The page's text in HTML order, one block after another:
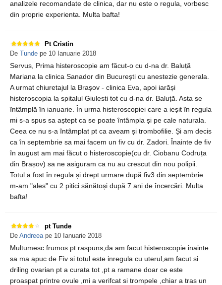
analizele recomandate de clinica, dar nu este o regula, vorbesc
din proprie experienta. Multa bafta!
Pt Cristin
De Tunde pe 10 Ianuarie 2018
Servus, Prima histeroscopie am făcut-o cu d-na dr. Baluță
Mariana la clinica Sanador din București cu anestezie generala.
A urmat chiuretajul la Brașov - clinica Eva, apoi iarăși
histeroscopia la spitalul Giulesti tot cu d-na dr. Baluță. Asta se
întâmplă în ianuarie. În urma histeroscopiei care a ieșit în regula
mi s-a spus sa aștept ca se poate întâmpla și pe cale naturala.
Ceea ce nu s-a întâmplat pt ca aveam și trombofilie. Și am decis
ca în septembrie sa mai facem un fiv cu dr. Zadori. Înainte de fiv
în august am mai făcut o histeroscopie(cu dr. Ciobanu Codruța
din Brașov) sa ne asiguram ca nu au crescut din nou polipii.
Totul a fost în regula și drept urmare după fiv3 din septembrie
m-am "ales" cu 2 pitici sănătoși după 7 ani de încercări. Multa
bafta!
pt Tunde
De Andreeape 10 Ianuarie 2018
Multumesc frumos pt raspuns,da am facut histeroscopie inainte
sa ma apuc de Fiv si totul este inregula cu uterul,am facut si
driling ovarian pt a curata tot ,pt a ramane doar ce este
proaspat printre ovule ,mi a verifcat si trompele ,chiar a tras un